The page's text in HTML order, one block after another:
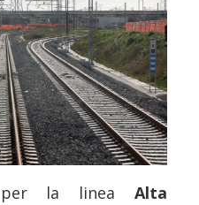
per la linea Alta